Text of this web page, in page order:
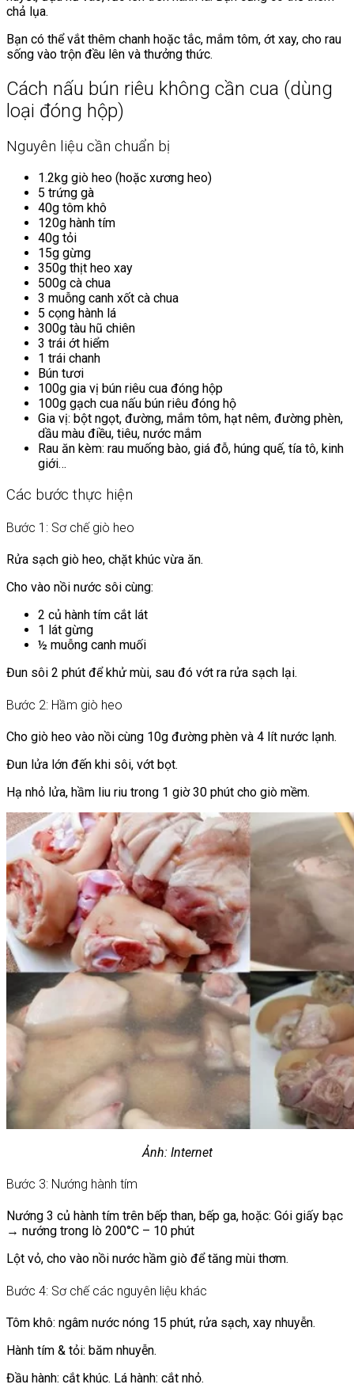
chả lụa.
Bạn có thể vắt thêm chanh hoặc tắc, mắm tôm, ớt xay, cho rau
sống vào trộn đều lên và thưởng thức.
Cách nấu bún riêu không cần cua (dùng
loại đóng hộp)
Nguyên liệu cần chuẩn bị
1.2kg giò heo (hoặc xương heo)
5 trứng gà
40g tôm khô
120g hành tím
40g tỏi
15g gừng
350g thịt heo xay
500g cà chua
3 muỗng canh xốt cà chua
5 cọng hành lá
300g tàu hũ chiên
3 trái ớt hiểm
1 trái chanh
Bún tươi
100g gia vị bún riêu cua đóng hộp
100g gạch cua nấu bún riêu đóng hộ
Gia vị: bột ngọt, đường, mắm tôm, hạt nêm, đường phèn,
dầu màu điều, tiêu, nước mắm
Rau ăn kèm: rau muống bào, giá đỗ, húng quế, tía tô, kinh
giới…
Các bước thực hiện
Bước 1: Sơ chế giò heo
Rửa sạch giò heo, chặt khúc vừa ăn.
Cho vào nồi nước sôi cùng:
2 củ hành tím cắt lát
1 lát gừng
½ muỗng canh muối
Đun sôi 2 phút để khử mùi, sau đó vớt ra rửa sạch lại.
Bước 2: Hầm giò heo
Cho giò heo vào nồi cùng 10g đường phèn và 4 lít nước lạnh.
Đun lửa lớn đến khi sôi, vớt bọt.
Hạ nhỏ lửa, hầm liu riu trong 1 giờ 30 phút cho giò mềm.
Ảnh: Internet
Bước 3: Nướng hành tím
Nướng 3 củ hành tím trên bếp than, bếp ga, hoặc: Gói giấy bạc
→ nướng trong lò 200°C – 10 phút
Lột vỏ, cho vào nồi nước hầm giò để tăng mùi thơm.
Bước 4: Sơ chế các nguyên liệu khác
Tôm khô: ngâm nước nóng 15 phút, rửa sạch, xay nhuyễn.
Hành tím & tỏi: băm nhuyễn.
Đầu hành: cắt khúc. Lá hành: cắt nhỏ.